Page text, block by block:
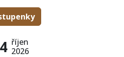
4 říjen
2026